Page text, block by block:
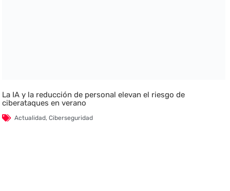
La IA y la reducción de personal elevan el riesgo de
ciberataques en verano
Actualidad,Ciberseguridad